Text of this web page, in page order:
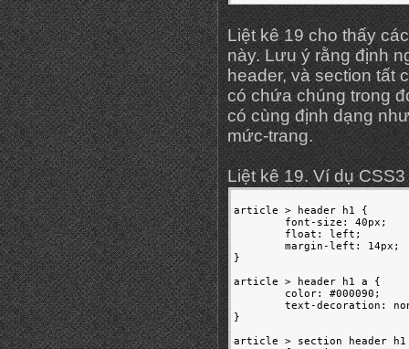
Liệt kê 19 cho thấy
này. Lưu ý rằng định
header, và section tất
có chứa chúng trong
có cùng định dạng
mức-trang.
Liệt kê 19. Ví dụ CSS3
article > header h1 {
	margin-left: 14px;
}
article > header h1 a {
	text-decoration: none;
}
article > section header